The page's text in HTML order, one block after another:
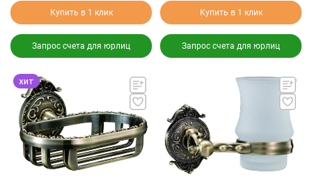
Купить в 1 клик
Запрос счета для юрлиц
Купить в 1 клик
Запрос счета для юрлиц
хит